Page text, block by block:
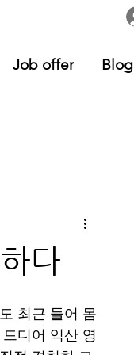
Job offer Blog
다
최근 들어 몸
디어 익산 영